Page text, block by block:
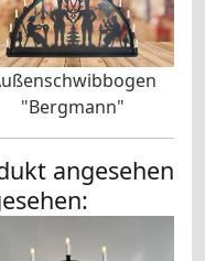
"Bergmann"
angesehen